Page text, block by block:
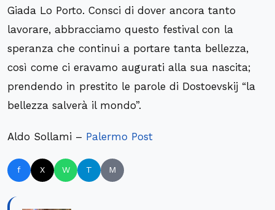
Giada Lo Porto. Consci di dover ancora tanto
lavorare, abbracciamo questo festival con la
speranza che continui a portare tanta bellezza,
così come ci eravamo augurati alla sua nascita;
prendendo in prestito le parole di Dostoevskij “la
bellezza salverà il mondo”.
Aldo Sollami – Palermo Post
f X W T M